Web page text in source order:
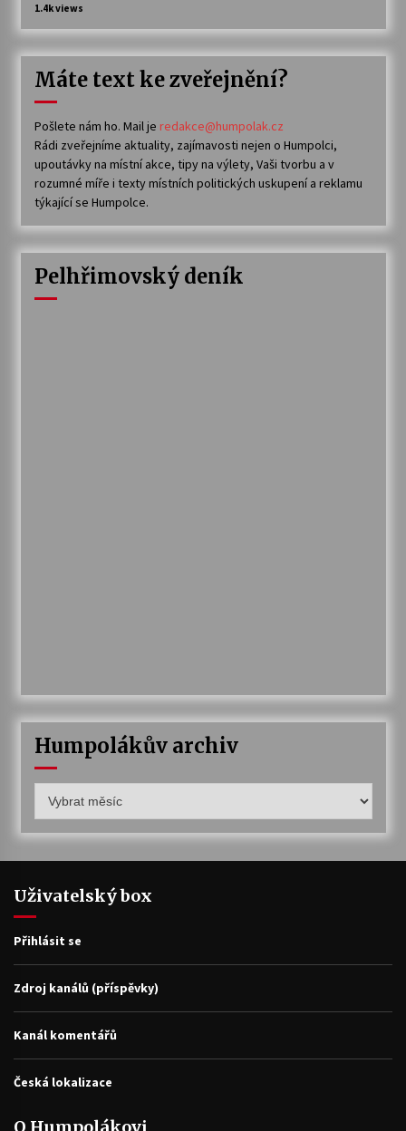
1.4k views
Máte text ke zveřejnění?
Pošlete nám ho. Mail je redakce@humpolak.cz
Rádi zveřejníme aktuality, zajímavosti nejen o Humpolci,
upoutávky na místní akce, tipy na výlety, Vaši tvorbu a v
rozumné míře i texty místních politických uskupení a reklamu
týkající se Humpolce.
Pelhřimovský deník
Humpolákův archiv
archiv
Uživatelský box
Přihlásit se
Zdroj kanálů (příspěvky)
Kanál komentářů
Česká lokalizace
O Humpolákovi